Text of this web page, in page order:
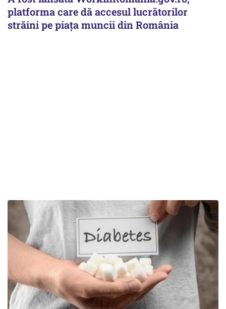
platforma care dă accesul lucrătorilor
străini pe piața muncii din România